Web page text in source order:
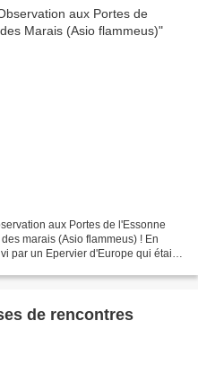
aux Portes de l'Essonne
marais (Asio flammeus) ! En
par un Epervier d'Europe qui était
de rencontres